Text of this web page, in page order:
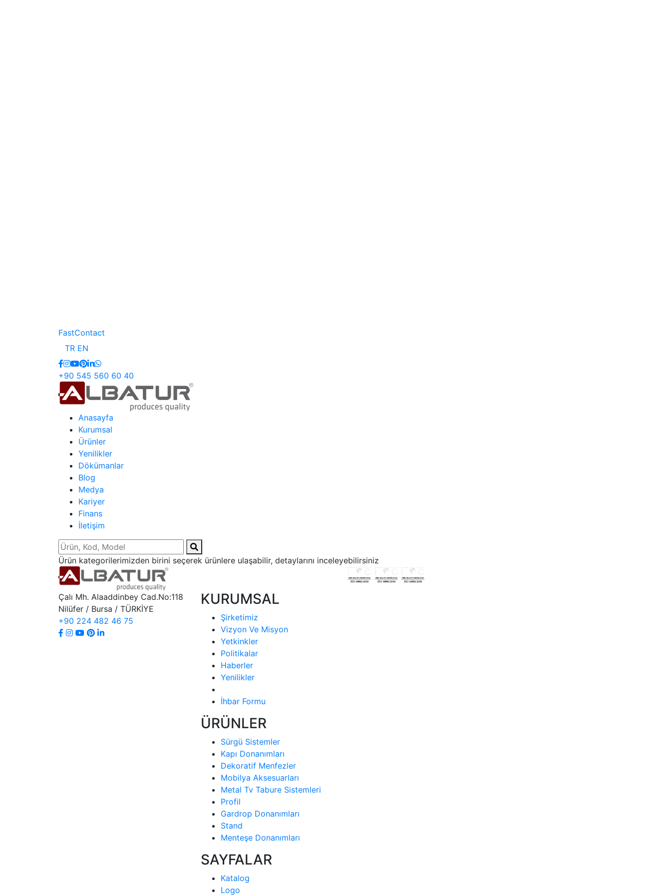
FastContact
TR EN
+90 545 560 60 40
Anasayfa
Kurumsal
Ürünler
Yenilikler
Dökümanlar
Blog
Medya
Kariyer
Finans
İletişim
Ürün kategorilerimizden birini seçerek ürünlere ulaşabilir, detaylarını inceleyebilirsiniz
Çalı Mh. Alaaddinbey Cad.No:118
Nilüfer / Bursa / TÜRKİYE
+90 224 482 46 75
KURUMSAL
Şirketimiz
Vizyon Ve Misyon
Yetkinkler
Politikalar
Haberler
Yenilikler
İhbar Formu
ÜRÜNLER
Sürgü Sistemler
Kapı Donanımları
Dekoratif Menfezler
Mobilya Aksesuarları
Metal Tv Tabure Sistemleri
Profil
Gardrop Donanımları
Stand
Menteşe Donanımları
SAYFALAR
Katalog
Logo